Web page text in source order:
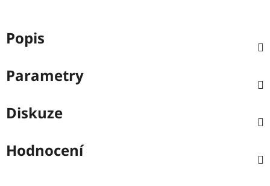
Popis
Parametry
Diskuze
Hodnocení